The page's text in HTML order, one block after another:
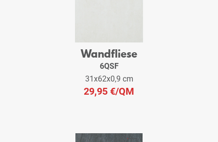
Wandfliese
6QSF
31x62x0,9 cm
29,95 €/QM